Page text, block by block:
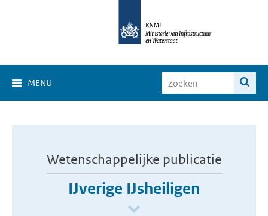
MENU
Wetenschappelijke publicatie
IJverige IJsheiligen